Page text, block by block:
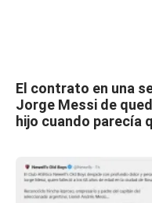
El contrato en una
Jorge Messi de
hijo cuando parecía